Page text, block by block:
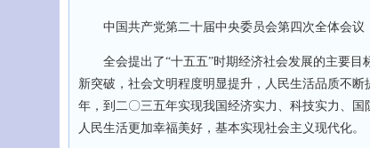
中国共产党第二十届中央委员会第四次全体会议
全会提出了“十五五”时期经济社会发展的主要目
新突破，社会文明程度明显提升，人民生活品质不
年，到二〇三五年实现我国经济实力、科技实力、
人民生活更加幸福美好，基本实现社会主义现代化。